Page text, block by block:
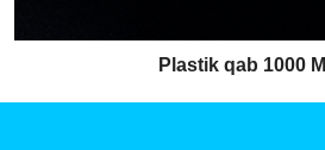
Plastik qab 1000